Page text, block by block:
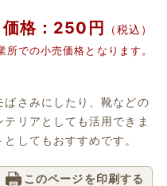
価格：250円 （税込）
での小売価格となります。
さみにしたり、靴などの
リアとしても活用できま
してもおすすめです。
このページを印刷する